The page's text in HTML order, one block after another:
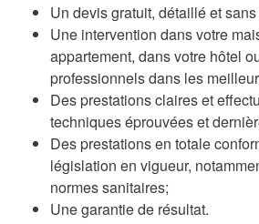
Un devis gratuit, détaillé et
Une intervention dans votre
appartement, dans votre hôtel
professionnels dans les
Des prestations claires et
techniques éprouvées et
Des prestations en totale
législation en vigueur,
normes sanitaires;
Une garantie de résultat.